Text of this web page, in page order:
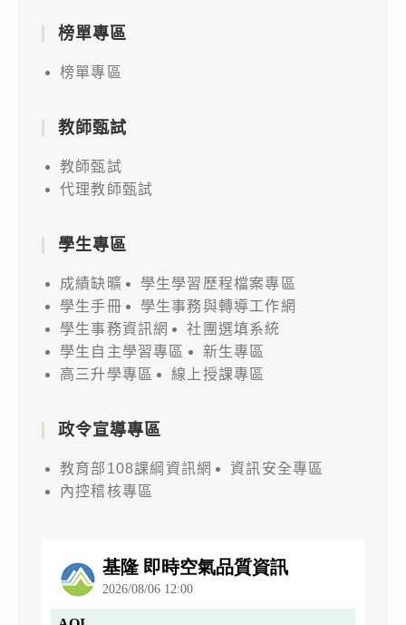
榜單專區
榜單專區
教師甄試
教師甄試
代理教師甄試
學生專區
成績缺曠
學生學習歷程檔案專區
學生手冊
學生事務與轉導工作網
學生事務資訊網
社團選填系統
學生自主學習專區
新生專區
高三升學專區
線上授課專區
政令宣導專區
教育部108課綱資訊網
資訊安全專區
內控稽核專區